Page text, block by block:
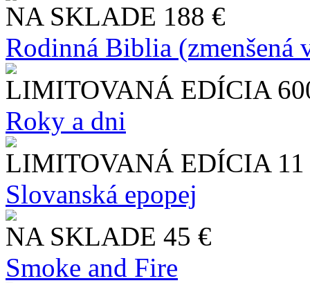
NA SKLADE 188 €
Rodinná Biblia (zmenšená
LIMITOVANÁ EDÍCIA
Roky a dni
LIMITOVANÁ EDÍCIA
Slo​vanská epopej
NA SKLADE 45 €
Smoke and Fire